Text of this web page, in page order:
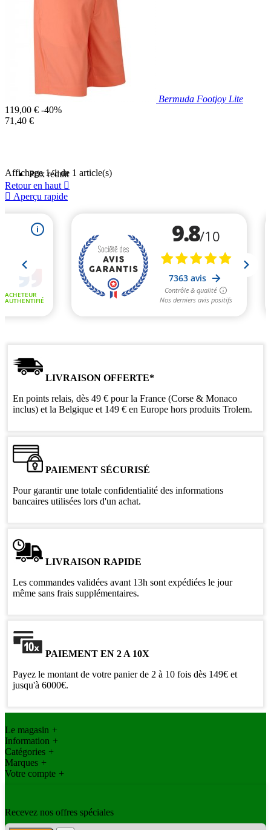
Bermuda Footjoy Lite
Prix
de
119,00 € -40%
Prix
71,40 €
Prix réduit
 Aperçu rapide
Affichage 1-1 de 1 article(s)
Retour en haut 
LIVRAISON OFFERTE*
En points relais, dès 49 € pour la France (Corse & Monaco
inclus) et la Belgique et 149 € en Europe hors produits Trolem.
PAIEMENT SÉCURISÉ
Pour garantir une totale confidentialité des informations
bancaires utilisées lors d'un achat.
LIVRAISON RAPIDE
Les commandes validées avant 13h sont expédiées le jour
même sans frais supplémentaires.
PAIEMENT EN 2 A 10X
Payez le montant de votre panier de 2 à 10 fois dès 149€ et
jusqu'à 6000€.
Le magasin +
Information +
Catégories +
Marques +
Votre compte +
Recevez nos offres spéciales